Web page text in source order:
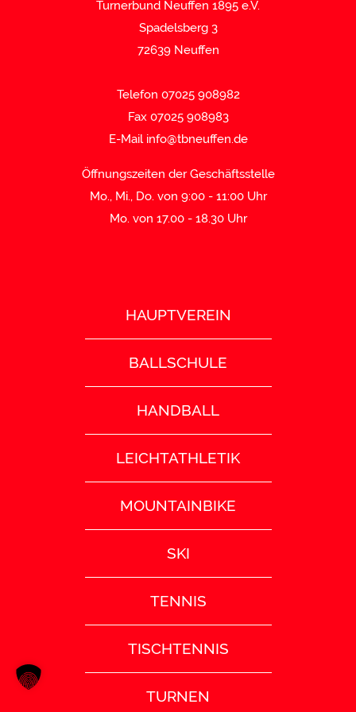
Turnerbund Neuffen 1895 e.V.
Spadelsberg 3
72639 Neuffen
Telefon 07025 908982
Fax 07025 908983
E-Mail info@tbneuffen.de
Öffnungszeiten der Geschäftsstelle
Mo., Mi., Do. von 9:00 - 11:00 Uhr
Mo. von 17.00 - 18.30 Uhr
HAUPTVEREIN
BALLSCHULE
HANDBALL
LEICHTATHLETIK
MOUNTAINBIKE
SKI
TENNIS
TISCHTENNIS
TURNEN